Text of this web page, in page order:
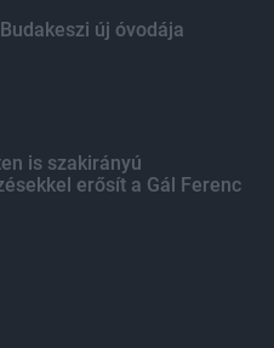
új óvodája
is szakirányú
erősít a Gál Ferenc